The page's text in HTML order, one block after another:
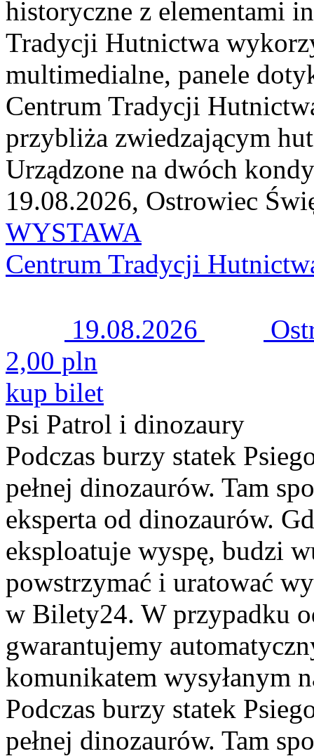
historyczne z elementami
Tradycji Hutnictwa
multimedialne, panele
Centrum Tradycji
przybliża zwiedzającym
Urządzone na dwóch
19.08.2026, Ostrowiec
WYSTAWA
Centrum Tradycji
19.08.2026
2,00 pln
kup bilet
Psi Patrol i dinozaury
Podczas burzy statek
pełnej dinozaurów. Tam
eksperta od dinozaurów.
eksploatuje wyspę, budzi
powstrzymać i uratować
w Bilety24. W przypadku
gwarantujemy
komunikatem wysyłanym
Podczas burzy statek
pełnej dinozaurów. Tam